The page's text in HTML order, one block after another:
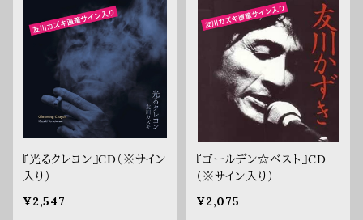
『光るクレヨン』CD（※サイン
入り）
¥2,547
『ゴールデン☆ベスト』CD
（※サイン入り）
¥2,075